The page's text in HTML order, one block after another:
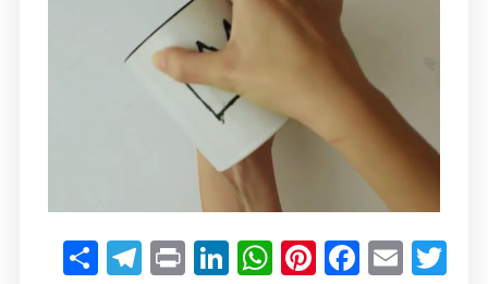
Twitter
Email
Facebook
Pinterest
WhatsApp
LinkedIn
Print